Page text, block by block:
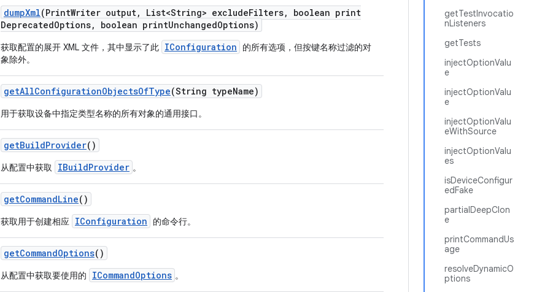
getTestInvocatio
nListeners
getTests
injectOptionValu
e
injectOptionValu
e
injectOptionValu
eWithSource
injectOptionValu
es
isDeviceConfigur
edFake
partialDeepClon
e
printCommandUs
age
resolveDynamicO
ptions
dumpXml(PrintWriter output, List<String> excludeFilters,
boolean print
DeprecatedOptions, boolean printUnchangedOptions)
获取配置的展开 XML 文件，其中显示了此 IConfiguration
的所有选项，但按键名称过滤的对
象除外。
getAllConfigurationObjectsOfType(String typeName)
用于获取设备中指定类型名称的所有对象的通用接口。
getBuildProvider()
从配置中获取 IBuildProvider 。
getCommandLine()
获取用于创建相应 IConfiguration 的命令行。
getCommandOptions()
从配置中获取要使用的 ICommandOptions 。